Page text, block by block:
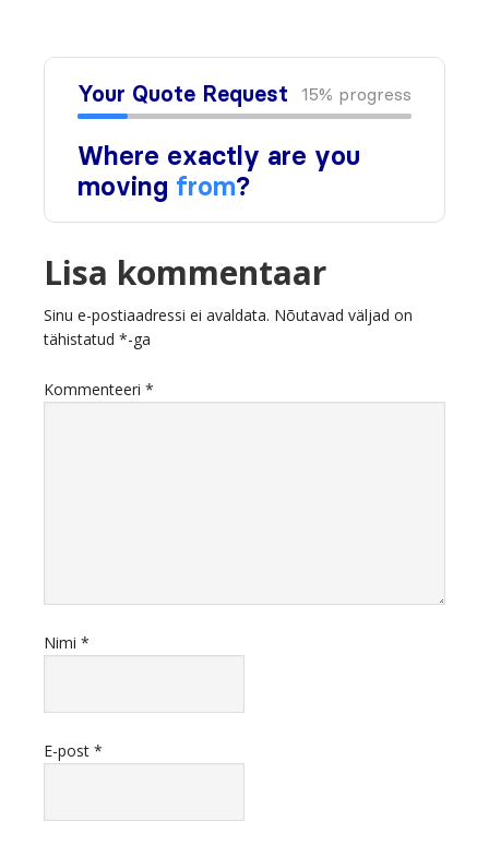
Lisa kommentaar
Sinu e-postiaadressi ei avaldata. Nõutavad väljad on
tähistatud *-ga
Kommenteeri *
Nimi *
E-post *